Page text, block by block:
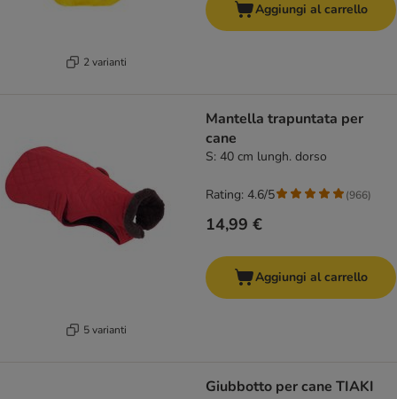
2 varianti
Aggiungi al carrello
5 varianti
Mantella trapuntata per
cane
S: 40 cm lungh. dorso
14,99 €
Rating: 4.6/5 (966)
Aggiungi al carrello
Giubbotto per cane TIAKI